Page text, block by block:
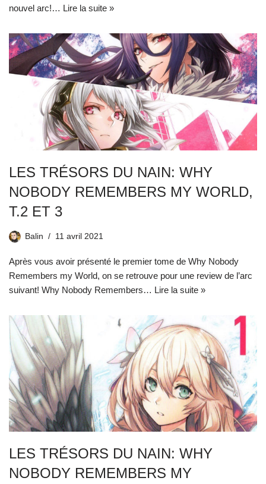
nouvel arc!… Lire la suite »
LES TRÉSORS DU NAIN: WHY
NOBODY REMEMBERS MY WORLD,
T.2 ET 3
Balin 11 avril 2021
Après vous avoir présenté le premier tome de Why Nobody
Remembers my World, on se retrouve pour une review de l’arc
suivant! Why Nobody Remembers… Lire la suite »
LES TRÉSORS DU NAIN: WHY
NOBODY REMEMBERS MY